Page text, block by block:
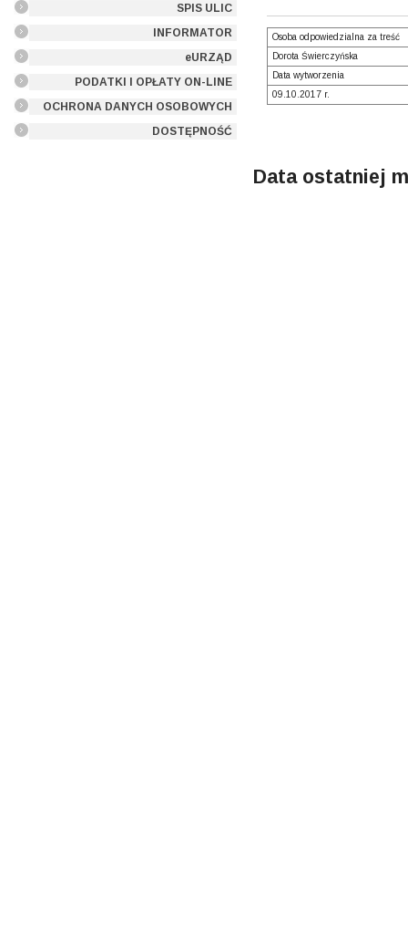
SPIS ULIC
INFORMATOR
eURZĄD
PODATKI I OPŁATY ON-LINE
OCHRONA DANYCH OSOBOWYCH
DOSTĘPNOŚĆ
Osoba odpowiedzialna za treść
Dorota Świerczyńska
Data wytworzenia
09.10.2017 r.
Data ostatniej